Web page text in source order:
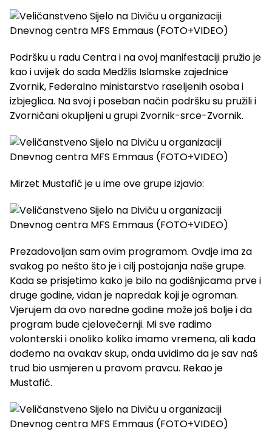
Podršku u radu Centra i na ovoj manifestaciji pružio je
kao i uvijek do sada Medžlis Islamske zajednice
Zvornik, Federalno ministarstvo raseljenih osoba i
izbjeglica. Na svoj i poseban način podršku su pružili i
Zvorničani okupljeni u grupi Zvornik-srce-Zvornik.
Mirzet Mustafić je u ime ove grupe izjavio:
Prezadovoljan sam ovim programom. Ovdje ima za
svakog po nešto što je i cilj postojanja naše grupe.
Kada se prisjetimo kako je bilo na godišnjicama prve i
druge godine, vidan je napredak koji je ogroman.
Vjerujem da ovo naredne godine može još bolje i da
program bude cjelovečernji. Mi sve radimo
volonterski i onoliko koliko imamo vremena, ali kada
dođemo na ovakav skup, onda uvidimo da je sav naš
trud bio usmjeren u pravom pravcu. Rekao je
Mustafić.